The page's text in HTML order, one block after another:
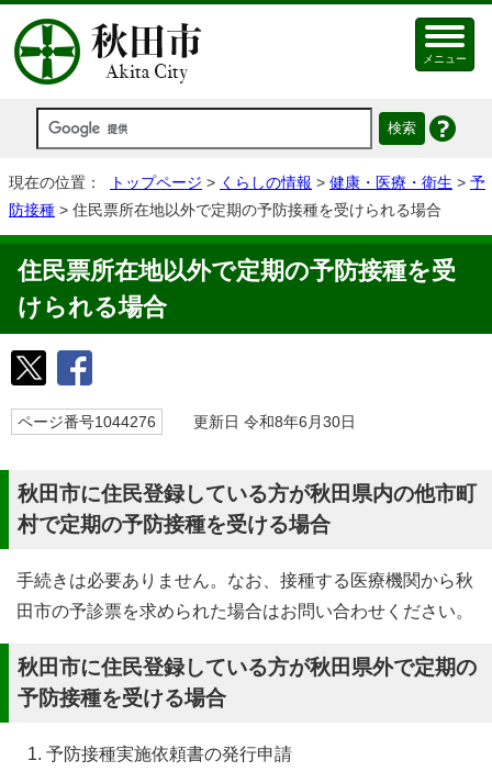
メニュー
現在の位置： トップページ > くらしの情報 > 健康・医療・衛生 > 予
防接種 > 住民票所在地以外で定期の予防接種を受けられる場合
住民票所在地以外で定期の予防接種を受
けられる場合
ページ番号1044276 更新日 令和8年6月30日
秋田市に住民登録している方が秋田県内の他市町
村で定期の予防接種を受ける場合
手続きは必要ありません。なお、接種する医療機関から秋
田市の予診票を求められた場合はお問い合わせください。
秋田市に住民登録している方が秋田県外で定期の
予防接種を受ける場合
予防接種実施依頼書の発行申請